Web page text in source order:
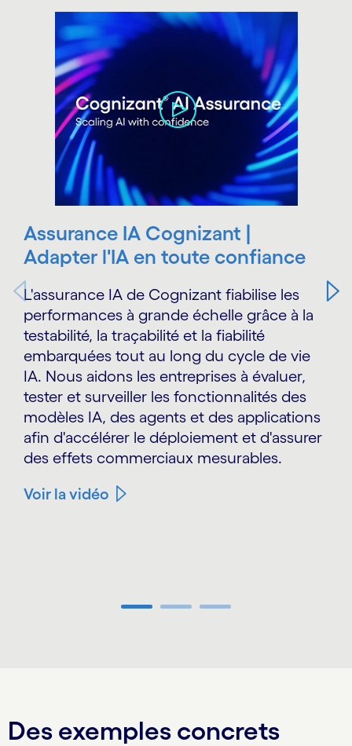
Assurance IA Cognizant |
Adapter l'IA en toute confiance
L'assurance IA de Cognizant fiabilise les
performances à grande échelle grâce à la
testabilité, la traçabilité et la fiabilité
embarquées tout au long du cycle de vie
IA. Nous aidons les entreprises à évaluer,
tester et surveiller les fonctionnalités des
modèles IA, des agents et des applications
afin d'accélérer le déploiement et d'assurer
des effets commerciaux mesurables.
Voir la vidéo
Des exemples concrets